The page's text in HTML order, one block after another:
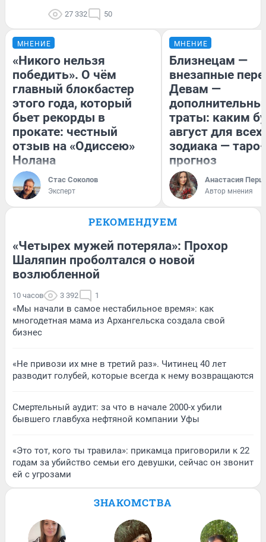
27 332 50
МНЕНИЕ
«Никого нельзя
победить». О чём
главный блокбастер
этого года, который
бьет рекорды в
прокате: честный
отзыв на «Одиссею»
Нолана
Стас Соколов
Эксперт
МНЕНИЕ
Близнецам —
внезапные
Девам —
траты: каким
август для
зодиака — таро-
прогноз
Анастасия
Автор мнения
РЕКОМЕНДУЕМ
«Четырех мужей потеряла»: Прохор
Шаляпин проболтался о новой
возлюбленной
10 часов 3 392 1
«Мы начали в самое нестабильное время»: как
многодетная мама из Архангельска создала свой
бизнес
«Не привози их мне в третий раз». Читинец 40 лет
разводит голубей, которые всегда к нему возвращаются
Смертельный аудит: за что в начале 2000-х убили
бывшего главбуха нефтяной компании Уфы
«Это тот, кого ты травила»: прикамца приговорили к 22
годам за убийство семьи его девушки, сейчас он звонит
ей с угрозами
ЗНАКОМСТВА